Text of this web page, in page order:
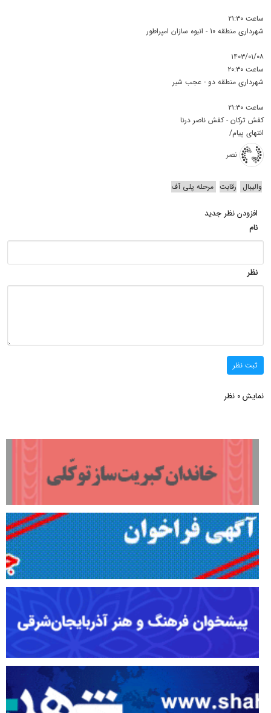
ساعت ۲۱:۳۰
شهرداری منطقه 10 - انبوه سازان امپراطور
۱۴۰۳/۰۱/۰۸
ساعت ۲۰:۳۰
شهرداری منطقه دو - عجب شیر
ساعت ۲۱:۳۰
کفش ترکان - کفش ناصر درنا
انتهای پیام/
نصر
والیبال رقابت‌ مرحله پلی آف
افزودن نظر جدید
نام
نظر
ثبت نظر
نمایش 0 نظر